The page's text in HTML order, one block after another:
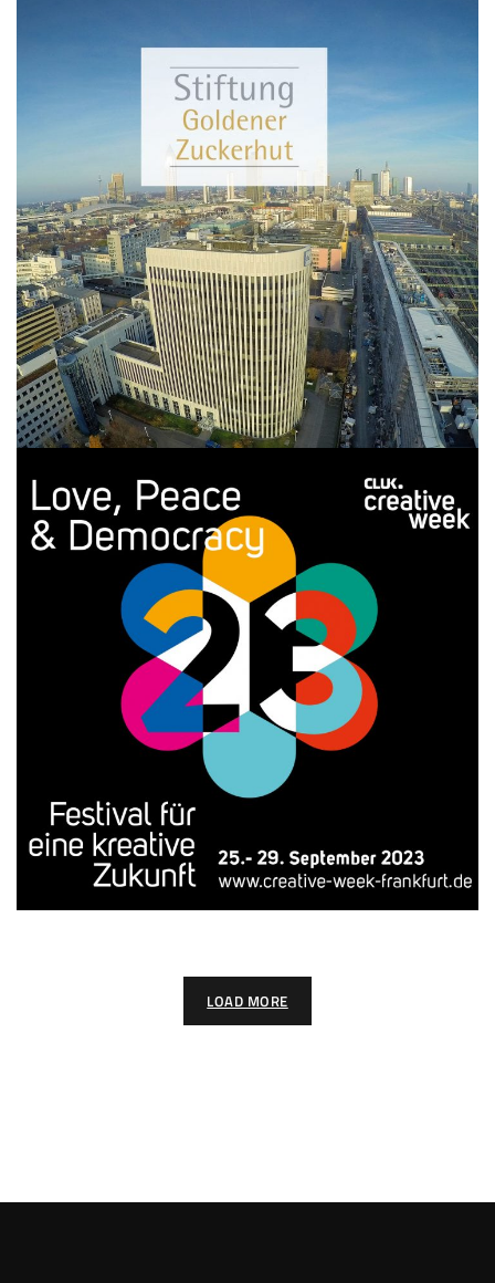
Stif­tung Gol­de­ner Zucker­hut 2023
FILM FOTOGRAFIE
Crea­ti­ve Week 2023
DESIGN FOTOGRAFIE
LOAD MORE